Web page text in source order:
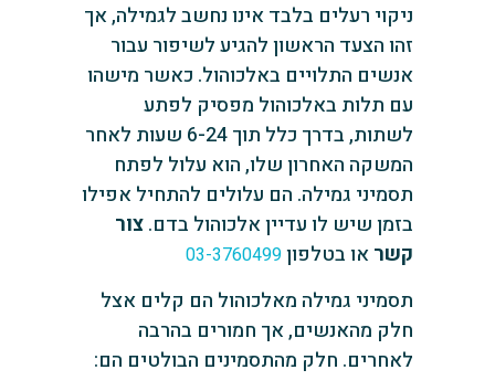
ניקוי רעלים בלבד אינו נחשב לגמילה, אך
זהו הצעד הראשון להגיע לשיפור עבור
אנשים התלויים באלכוהול. כאשר מישהו
עם תלות באלכוהול מפסיק לפתע
לשתות, בדרך כלל תוך 6-24 שעות לאחר
המשקה האחרון שלו, הוא עלול לפתח
תסמיני גמילה. הם עלולים להתחיל אפילו
בזמן שיש לו עדיין אלכוהול בדם.צור
קשראו בטלפון03-3760499
תסמיני גמילה מאלכוהול הם קלים אצל
חלק מהאנשים, אך חמורים בהרבה
לאחרים. חלק מהתסמינים הבולטים הם: